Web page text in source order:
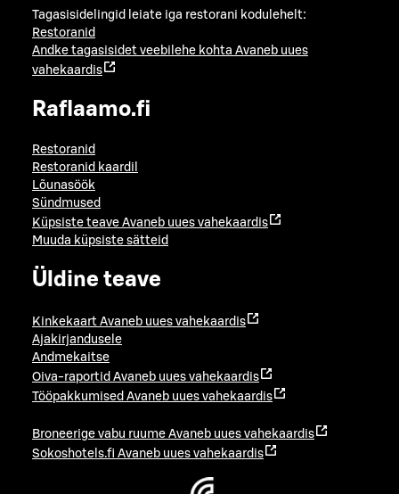
Tagasisidelingid leiate iga restorani kodulehelt:
Restoranid
Andke tagasisidet veebilehe kohta Avaneb uues
vahekaardis
Raflaamo.fi
Restoranid
Restoranid kaardil
Lõunasöök
Sündmused
Küpsiste teave Avaneb uues vahekaardis
Muuda küpsiste sätteid
Üldine teave
Kinkekaart Avaneb uues vahekaardis
Ajakirjandusele
Andmekaitse
Oiva-raportid Avaneb uues vahekaardis
Tööpakkumised Avaneb uues vahekaardis
Broneerige vabu ruume Avaneb uues vahekaardis
Sokoshotels.fi Avaneb uues vahekaardis